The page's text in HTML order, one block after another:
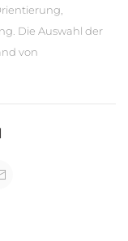
Die Auswahl der
von